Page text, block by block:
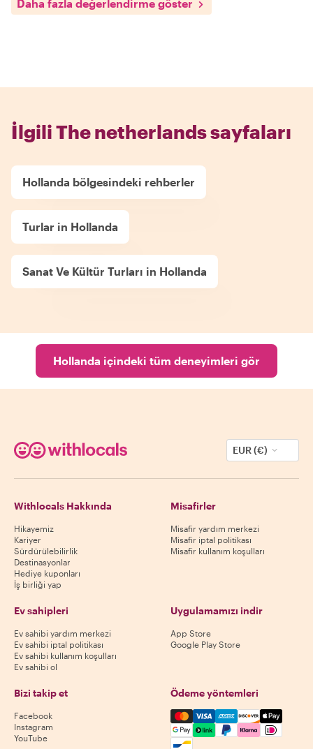
Daha fazla değerlendirme göster
İlgili The netherlands sayfaları
Hollanda bölgesindeki rehberler
Turlar in Hollanda
Sanat Ve Kültür Turları in Hollanda
Hollanda içindeki tüm deneyimleri gör
EUR (€)
Withlocals Hakkında
Hikayemiz
Kariyer
Sürdürülebilirlik
Destinasyonlar
Hediye kuponları
İş birliği yap
Misafirler
Misafir yardım merkezi
Misafir iptal politikası
Misafir kullanım koşulları
Ev sahipleri
Ev sahibi yardım merkezi
Ev sahibi iptal politikası
Ev sahibi kullanım koşulları
Ev sahibi ol
Uygulamamızı indir
App Store
Google Play Store
Bizi takip et
Facebook
Instagram
YouTube
Ödeme yöntemleri
Mastercard, Visa, Amex,